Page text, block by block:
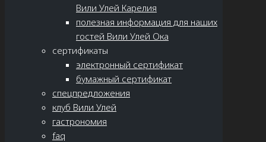
Вили Улей Карелия
полезная информация для наших
гостей Вили Улей Ока
сертификаты
электронный сертификат
бумажный сертификат
спецпредложения
клуб Вили Улей
гастрономия
faq